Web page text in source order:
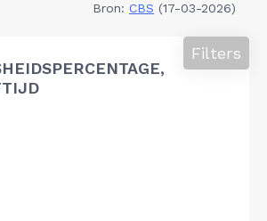
Bron: CBS (17-03-2026)
Filters